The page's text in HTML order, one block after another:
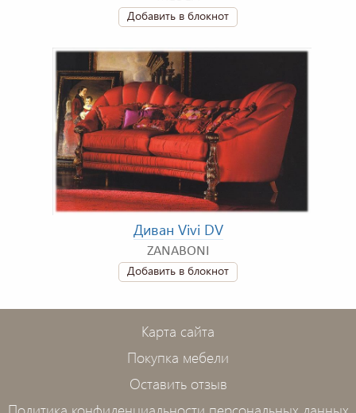
Добавить в блокнот
Диван Vivi DV
ZANABONI
Добавить в блокнот
Карта сайта
Покупка мебели
Оставить отзыв